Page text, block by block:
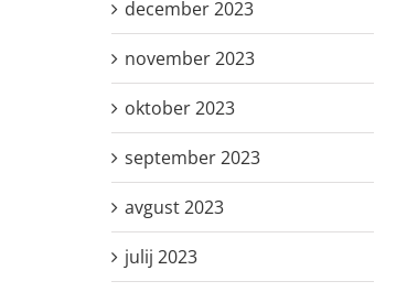
december 2023
november 2023
oktober 2023
september 2023
avgust 2023
julij 2023